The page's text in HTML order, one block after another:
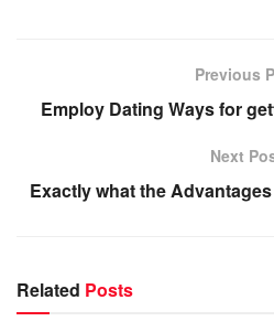
Previous
Employ Dating Ways for
Next
Exactly what the
Related Posts